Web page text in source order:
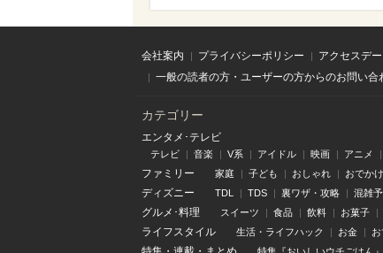
会社案内 プライバシーポリシー アクセスデ
一般の読者の方・ユーザーの方からのお問い合
カテゴリー
エンタメ･テレビ
テレビ 音楽 V系 アイドル 映画 アニメ
ファミリー 家庭 子ども おしゃれ おでか
ディズニー TDL TDS 裏ワザ・攻略 混雑
グルメ･料理 スイーツ 食品 飲料 お菓子
ライフスタイル 生活・ライフハック お金